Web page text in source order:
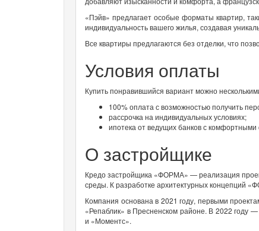
«Пэйв» предлагает особые форматы квартир,
индивидуальность вашего жилья, создавая
Все квартиры предлагаются без отделки, что
Условия оплаты
Купить понравившийся вариант можно
100% оплата с возможностью получить
рассрочка на индивидуальных условиях;
ипотека от ведущих банков с комфортными
О застройщике
Кредо застройщика «ФОРМА» — реализация
среды. К разработке архитектурных концепций
Компания основана в 2021 году, первыми
«Репаблик» в Пресненском районе. В 2022 году
и «Моментс».